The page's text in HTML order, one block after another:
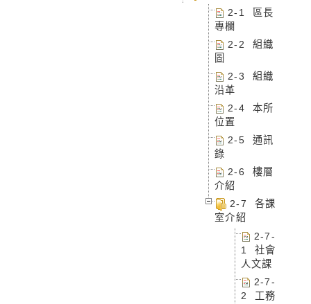
2-1 區長
專欄
2-2 組織
圖
2-3 組織
沿革
2-4 本所
位置
2-5 通訊
錄
2-6 樓層
介紹
2-7 各課
室介紹
2-7-
1 社會
人文課
2-7-
2 工務